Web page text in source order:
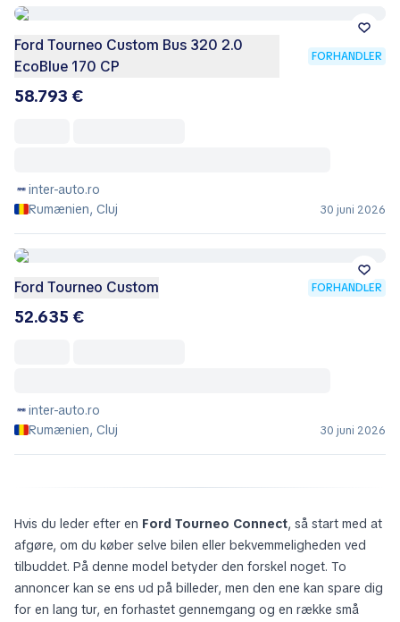
Ford Tourneo Custom Bus 320 2.0
EcoBlue 170 CP
FORHANDLER
58.793 €
inter-auto.ro
Rumænien, Cluj
30 juni 2026
Ford Tourneo Custom FORHANDLER
52.635 €
inter-auto.ro
Rumænien, Cluj
30 juni 2026
Hvis du leder efter en Ford Tourneo Connect, så start med at
afgøre, om du køber selve bilen eller bekvemmeligheden ved
tilbuddet. På denne model betyder den forskel noget. To
annoncer kan se ens ud på billeder, men den ene kan spare dig
for en lang tur, en forhastet gennemgang og en række små